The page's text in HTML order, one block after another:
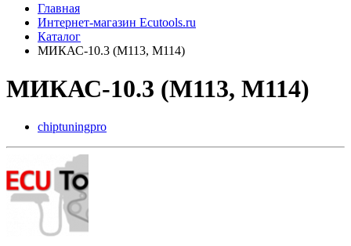
Главная
Интернет-магазин Ecutools.ru
Каталог
МИКАС-10.3 (M113, M114)
МИКАС-10.3 (M113, M114)
chiptuningpro